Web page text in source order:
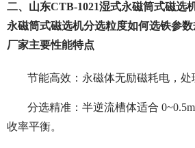
二、山东CTB-1021湿式永磁筒式磁选
永磁筒式磁选机分选粒度如何选铁参
厂家主要性能特点
节能高效：永磁体无励磁耗电，处
分选精准：半逆流槽体适合
收率平衡。